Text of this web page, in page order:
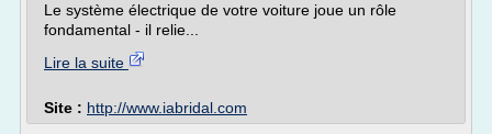
Le système électrique de votre voiture joue un rôle
fondamental - il relie...
Lire la suite
Site : http://www.iabridal.com